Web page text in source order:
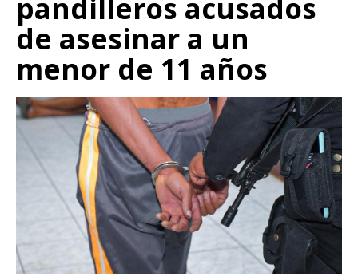
pandilleros acusados
de asesinar a un
menor de 11 años